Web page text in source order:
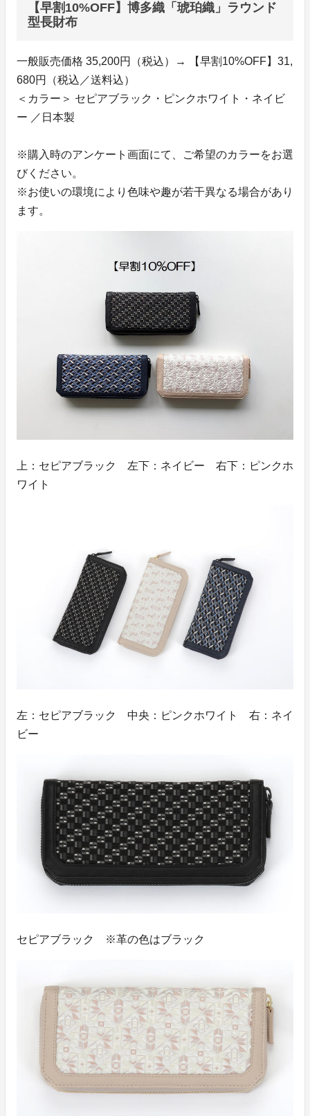
【早割10%OFF】博多織「琥珀織」ラウンド
型長財布
一般販売価格 35,200円（税込）→ 【早割10%OFF】31,
680円（税込／送料込）
＜カラー＞ セピアブラック・ピンクホワイト・ネイビ
ー ／日本製
※購入時のアンケート画面にて、ご希望のカラーをお選
びください。
※お使いの環境により色味や趣が若干異なる場合があり
ます。
上：セピアブラック 左下：ネイビー 右下：ピンクホ
ワイト
左：セピアブラック 中央：ピンクホワイト 右：ネイ
ビー
セピアブラック ※革の色はブラック